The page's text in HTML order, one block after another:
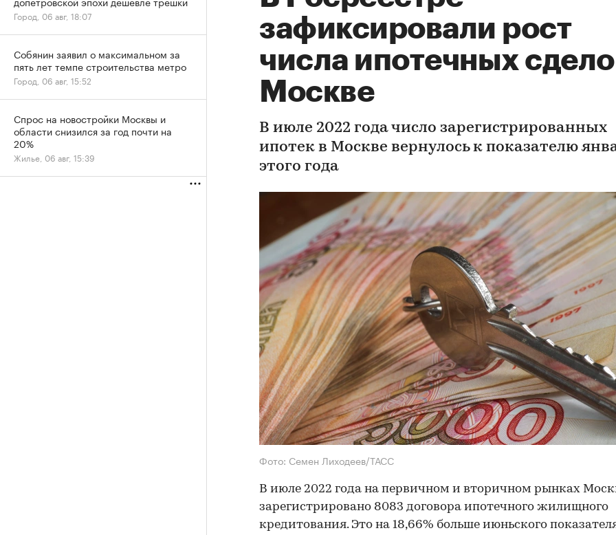
зафиксировали рост
числа ипотечных
Москве
В июле 2022 года число зарегистрированных
ипотек в Москве вернулось к показателю
этого года
Фото: Семен Лиходеев/ТАСС
В июле 2022 года на первичном и вторичном рынках
зарегистрировано 8083 договора ипотечного жилищного
кредитования. Это на 18,66% больше июньского
Город, 06 авг, 18:07
Собянин заявил о максимальном за
пять лет темпе строительства метро
Город, 06 авг, 15:52
Спрос на новостройки Москвы и
области снизился за год почти на
20%
Жилье, 06 авг, 15:39